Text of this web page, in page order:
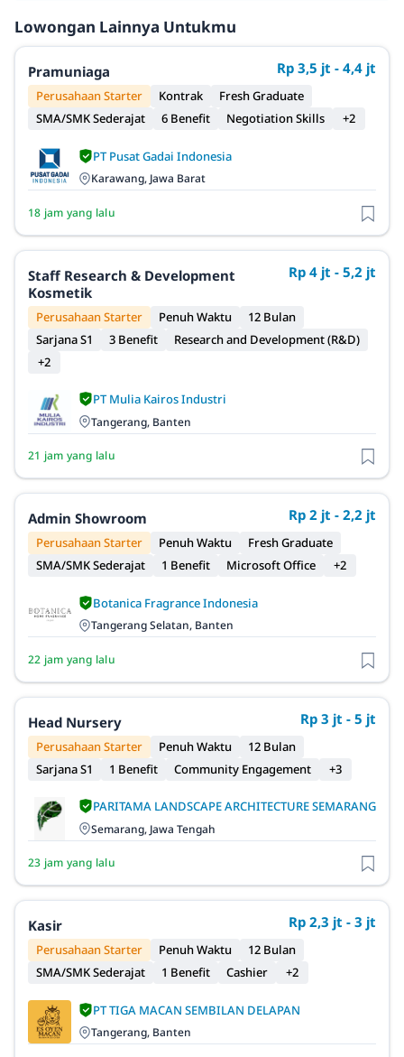
Lowongan Lainnya Untukmu
Pramuniaga Rp 3,5 jt - 4,4 jt
Perusahaan Starter Kontrak
Fresh Graduate
SMA/SMK Sederajat
6 Benefit Negotiation Skills +2
PT Pusat Gadai Indonesia
Karawang, Jawa Barat
18 jam yang lalu
Staff Research & Development
Kosmetik
Rp 4 jt - 5,2 jt
Perusahaan Starter Penuh Waktu
12 Bulan
Sarjana S1
3 Benefit
Research and Development (R&D)
+2
PT Mulia Kairos Industri
Tangerang, Banten
21 jam yang lalu
Admin Showroom Rp 2 jt - 2,2 jt
Perusahaan Starter Penuh Waktu
Fresh Graduate
SMA/SMK Sederajat
1 Benefit Microsoft Office +2
Botanica Fragrance Indonesia
Tangerang Selatan, Banten
22 jam yang lalu
Head Nursery Rp 3 jt - 5 jt
Perusahaan Starter Penuh Waktu
12 Bulan
Sarjana S1
1 Benefit Community Engagement +3
PARITAMA LANDSCAPE ARCHITECTURE SEMARANG
Semarang, Jawa Tengah
23 jam yang lalu
Kasir Rp 2,3 jt - 3 jt
Perusahaan Starter Penuh Waktu
12 Bulan
SMA/SMK Sederajat
1 Benefit Cashier +2
PT TIGA MACAN SEMBILAN DELAPAN
Tangerang, Banten